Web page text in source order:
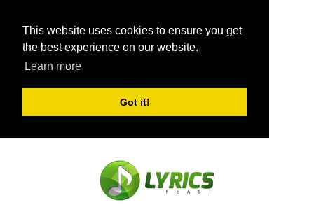
This website uses cookies to ensure you get
the best experience on our website.
Learn more
Got it!